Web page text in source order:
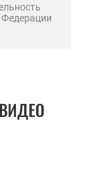
Федерации